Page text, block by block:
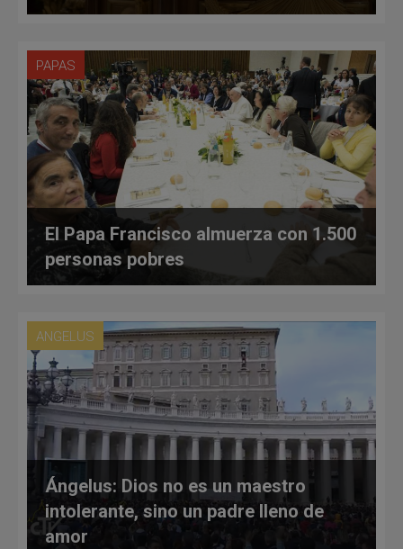
PAPAS
El Papa Francisco almuerza con 1.500
personas pobres
ANGELUS
Ángelus: Dios no es un maestro
intolerante, sino un padre lleno de
amor